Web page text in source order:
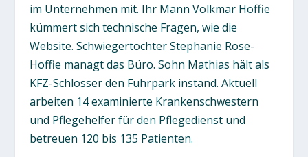
im Unternehmen mit. Ihr Mann Volkmar Hoffie
kümmert sich technische Fragen, wie die
Website. Schwiegertochter Stephanie Rose-
Hoffie managt das Büro. Sohn Mathias hält als
KFZ-Schlosser den Fuhrpark instand. Aktuell
arbeiten 14 examinierte Krankenschwestern
und Pflegehelfer für den Pflegedienst und
betreuen 120 bis 135 Patienten.